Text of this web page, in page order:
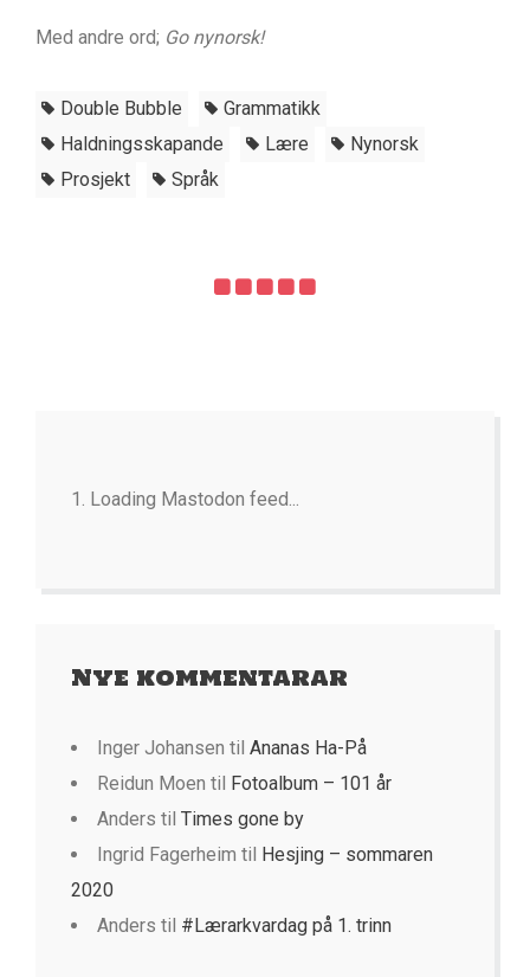
Med andre ord; Go nynorsk!
Double Bubble
Grammatikk
Haldningsskapande
Lære
Nynorsk
Prosjekt
Språk
Loading Mastodon feed...
Nye kommentarar
Inger Johansen til Ananas Ha-På
Reidun Moen til Fotoalbum – 101 år
Anders til Times gone by
Ingrid Fagerheim til Hesjing – sommaren
2020
Anders til #Lærarkvardag på 1. trinn